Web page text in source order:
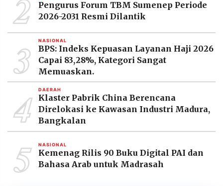
2
Pengurus Forum TBM Sumenep Periode
2026-2031 Resmi Dilantik
3 NASIONAL
BPS: Indeks Kepuasan Layanan Haji 2026
Capai 83,28%, Kategori Sangat
Memuaskan.
4 DAERAH
Klaster Pabrik China Berencana
Direlokasi ke Kawasan Industri Madura,
Bangkalan
5 NASIONAL
Kemenag Rilis 90 Buku Digital PAI dan
Bahasa Arab untuk Madrasah